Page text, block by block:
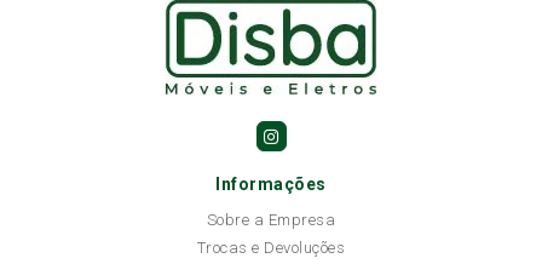
Informações
Sobre a Empresa
Trocas e Devoluções